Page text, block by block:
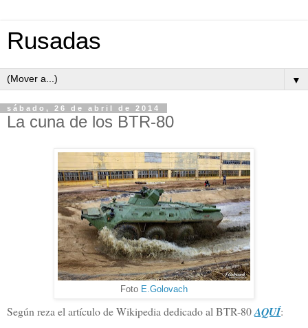
Rusadas
▼
sábado, 26 de abril de 2014
La cuna de los BTR-80
Foto E.Golovach
Según reza el artículo de Wikipedia dedicado al BTR-80AQUÍ: